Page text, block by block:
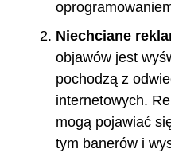
Niechciane
objawów jest
pochodzą z
internetowych.
mogą pojawiać
tym banerów i